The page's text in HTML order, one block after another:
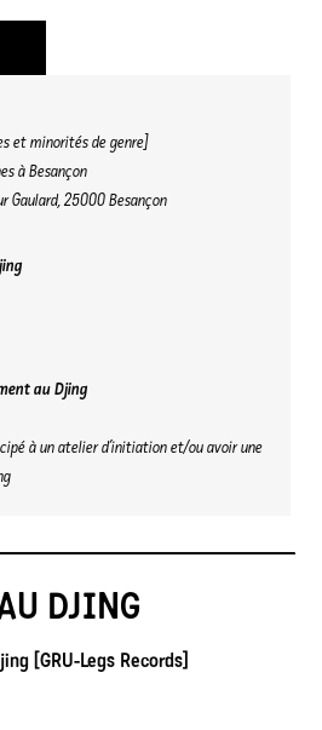
et minorités de genre]
à Besançon
Gaulard, 25000 Besançon
au Djing
à un atelier d’initiation et/ou avoir une
DJING
[GRU-Legs Records]